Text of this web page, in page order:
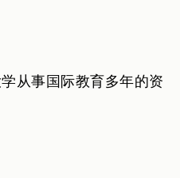
从事国际教育多年的资